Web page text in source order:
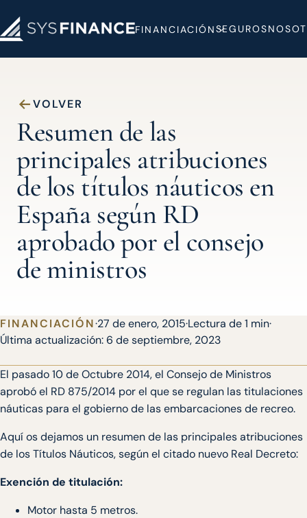
FINANCIACIÓNSEGUROS
VOLVER
Resumen de las
principales atribuciones
de los títulos náuticos en
España según RD
aprobado por el consejo
de ministros
FINANCIACIÓN·27 de enero, 2015·Lectura de 1 min·
Última actualización: 6 de septiembre, 2023
El pasado 10 de Octubre 2014, el Consejo de Ministros
aprobó el RD 875/2014 por el que se regulan las titulaciones
náuticas para el gobierno de las embarcaciones de recreo.
Aquí os dejamos un resumen de las principales atribuciones
de los Títulos Náuticos, según el citado nuevo Real Decreto:
Exención de titulación:
Motor hasta 5 metros.